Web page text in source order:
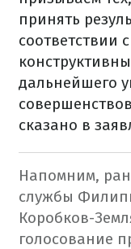
принять
соответствии
дальнейшего
сказано в
Напомним,
службы
Коробков-
голосование